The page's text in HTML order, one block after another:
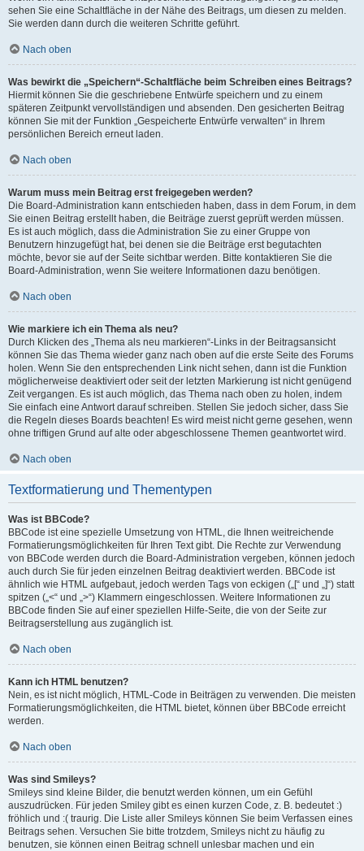
sehen Sie eine Schaltfläche in der Nähe des Beitrags, um diesen zu melden.
Sie werden dann durch die weiteren Schritte geführt.
Nach oben
Was bewirkt die „Speichern“-Schaltfläche beim Schreiben eines Beitrags?
Hiermit können Sie die geschriebene Entwürfe speichern und zu einem
späteren Zeitpunkt vervollständigen und absenden. Den gesicherten Beitrag
können Sie mit der Funktion „Gespeicherte Entwürfe verwalten“ in Ihrem
persönlichen Bereich erneut laden.
Nach oben
Warum muss mein Beitrag erst freigegeben werden?
Die Board-Administration kann entschieden haben, dass in dem Forum, in dem
Sie einen Beitrag erstellt haben, die Beiträge zuerst geprüft werden müssen.
Es ist auch möglich, dass die Administration Sie zu einer Gruppe von
Benutzern hinzugefügt hat, bei denen sie die Beiträge erst begutachten
möchte, bevor sie auf der Seite sichtbar werden. Bitte kontaktieren Sie die
Board-Administration, wenn Sie weitere Informationen dazu benötigen.
Nach oben
Wie markiere ich ein Thema als neu?
Durch Klicken des „Thema als neu markieren“-Links in der Beitragsansicht
können Sie das Thema wieder ganz nach oben auf die erste Seite des Forums
holen. Wenn Sie den entsprechenden Link nicht sehen, dann ist die Funktion
möglicherweise deaktiviert oder seit der letzten Markierung ist nicht genügend
Zeit vergangen. Es ist auch möglich, das Thema nach oben zu holen, indem
Sie einfach eine Antwort darauf schreiben. Stellen Sie jedoch sicher, dass Sie
die Regeln dieses Boards beachten! Es wird meist nicht gerne gesehen, wenn
ohne triftigen Grund auf alte oder abgeschlossene Themen geantwortet wird.
Nach oben
Textformatierung und Thementypen
Was ist BBCode?
BBCode ist eine spezielle Umsetzung von HTML, die Ihnen weitreichende
Formatierungsmöglichkeiten für Ihren Text gibt. Die Rechte zur Verwendung
von BBCode werden durch die Board-Administration vergeben, können jedoch
auch durch Sie für jeden einzelnen Beitrag deaktiviert werden. BBCode ist
ähnlich wie HTML aufgebaut, jedoch werden Tags von eckigen („[“ und „]“) statt
spitzen („<“ und „>“) Klammern eingeschlossen. Weitere Informationen zu
BBCode finden Sie auf einer speziellen Hilfe-Seite, die von der Seite zur
Beitragserstellung aus zugänglich ist.
Nach oben
Kann ich HTML benutzen?
Nein, es ist nicht möglich, HTML-Code in Beiträgen zu verwenden. Die meisten
Formatierungsmöglichkeiten, die HTML bietet, können über BBCode erreicht
werden.
Nach oben
Was sind Smileys?
Smileys sind kleine Bilder, die benutzt werden können, um ein Gefühl
auszudrücken. Für jeden Smiley gibt es einen kurzen Code, z. B. bedeutet :)
fröhlich und :( traurig. Die Liste aller Smileys können Sie beim Verfassen eines
Beitrags sehen. Versuchen Sie bitte trotzdem, Smileys nicht zu häufig zu
benutzen, sie können einen Beitrag schnell unlesbar machen und ein